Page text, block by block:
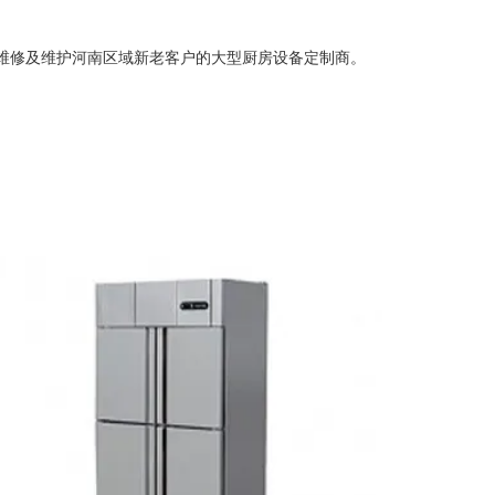
及维护河南区域新老客户的大型厨房设备定制商。